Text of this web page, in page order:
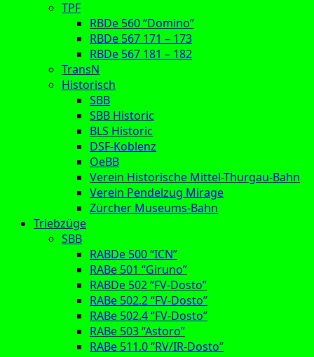
TPF
RBDe 560 “Domino”
RBDe 567 171 – 173
RBDe 567 181 – 182
TransN
Historisch
SBB
SBB Historic
BLS Historic
DSF-Koblenz
OeBB
Verein Historische Mittel-Thurgau-Bahn
Verein Pendelzug Mirage
Zürcher Museums-Bahn
Triebzüge
SBB
RABDe 500 “ICN”
RABe 501 “Giruno”
RABDe 502 “FV-Dosto”
RABe 502.2 “FV-Dosto”
RABe 502.4 “FV-Dosto”
RABe 503 “Astoro”
RABe 511.0 “RV/IR-Dosto”